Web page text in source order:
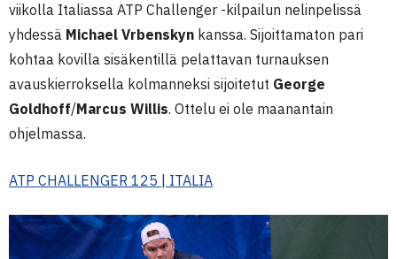
viikolla Italiassa ATP Challenger -kilpailun nelinpelissä
yhdessä Michael Vrbenskyn kanssa. Sijoittamaton pari
kohtaa kovilla sisäkentillä pelattavan turnauksen
avauskierroksella kolmanneksi sijoitetut George
Goldhoff/Marcus Willis. Ottelu ei ole maanantain
ohjelmassa.
ATP CHALLENGER 125 | ITALIA